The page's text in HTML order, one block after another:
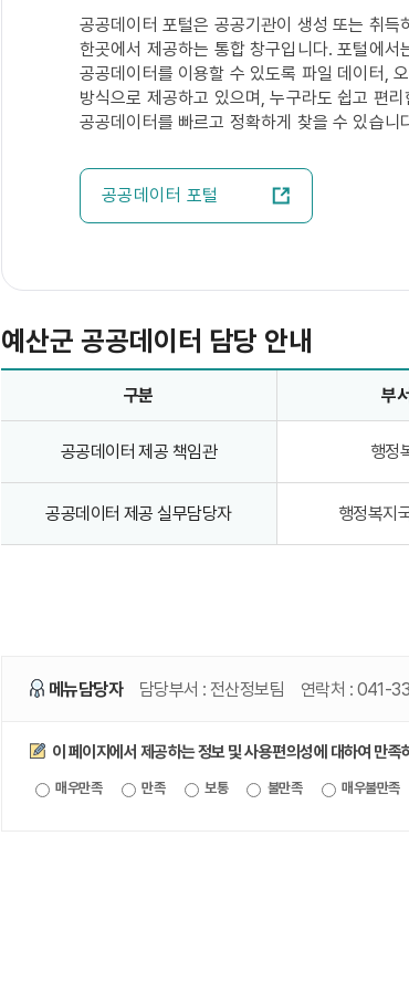
공공데이터 포털은 공공기관이 생성 또는 취득
한곳에서 제공하는 통합 창구입니다. 포털에서
공공데이터를 이용할 수 있도록 파일 데이터,
방식으로 제공하고 있으며, 누구라도 쉽고 편
공공데이터를 빠르고 정확하게 찾을 수 있습니
공공데이터 포털
예산군 공공데이터 담당 안내
예산군 공공데이터 담당 안내 안내 - 구분, 부서/직위, 성명, 연락처 정보 제공
구분 부
공공데이터 제공 책임관 행정
공공데이터 제공 실무담당자 행정복지
메뉴담당자 담당부서 : 전산정보팀 연락처 : 041-
만족도조사
이 페이지에서 제공하는 정보 및 사용편의성에 대하여 만족
매우만족 만족 보통 불만족 매우불만족